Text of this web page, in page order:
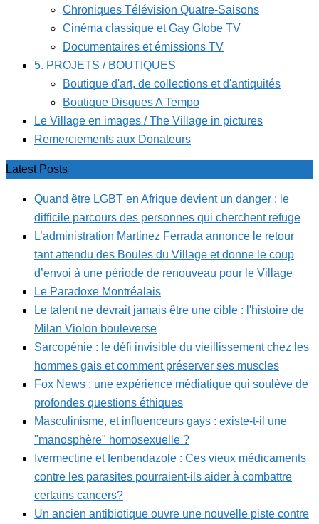
Chroniques Télévision Quatre-Saisons
Cinéma classique et Gay Globe TV
Documentaires et émissions TV
5. PROJETS / BOUTIQUES
Boutique d'art, de collections et d'antiquités
Boutique Disques A Tempo
Le Village en images / The Village in pictures
Remerciements aux Donateurs
Latest Posts
Quand être LGBT en Afrique devient un danger : le
difficile parcours des personnes qui cherchent refuge
L’administration Martinez Ferrada annonce le retour
tant attendu des Boules du Village et donne le coup
d’envoi à une période de renouveau pour le Village
Le Paradoxe Montréalais
Le talent ne devrait jamais être une cible : l'histoire de
Milan Violon bouleverse
Sarcopénie : le défi invisible du vieillissement chez les
hommes gais et comment préserver ses muscles
Fox News : une expérience médiatique qui soulève de
profondes questions éthiques
Masculinisme, et influenceurs gays : existe-t-il une
"manosphère" homosexuelle ?
Ivermectine et fenbendazole : Ces vieux médicaments
contre les parasites pourraient-ils aider à combattre
certains cancers?
Un ancien antibiotique ouvre une nouvelle piste contre